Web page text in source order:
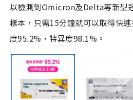
以檢測到Omicron及Delta等新型
樣本，只需15分鐘就可以取得快
度95.2%，特異度98.1%。